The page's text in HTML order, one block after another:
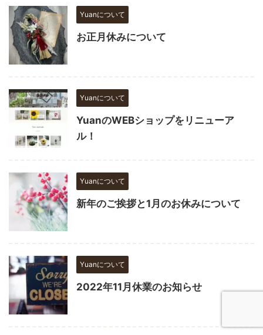
Yuanについて
お正月休みについて
Yuanについて
YuanのWEBショップをリニューア
ル！
Yuanについて
新年のご挨拶と1月のお休みについて
Yuanについて
2022年11月休業のお知らせ